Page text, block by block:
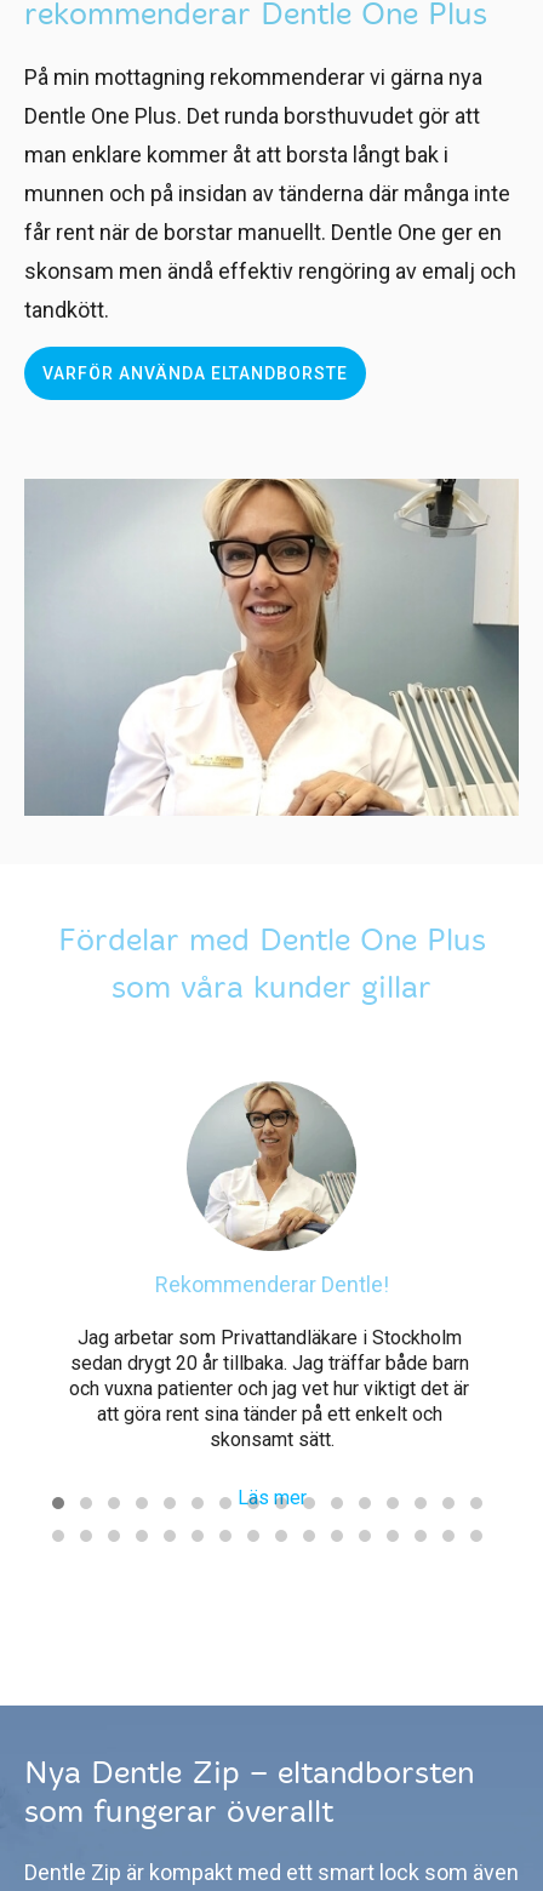
rekommenderar Dentle One Plus
På min mottagning rekommenderar vi gärna nya
Dentle One Plus. Det runda borsthuvudet gör att
man enklare kommer åt att borsta långt bak i
munnen och på insidan av tänderna där många inte
får rent när de borstar manuellt. Dentle One ger en
skonsam men ändå effektiv rengöring av emalj och
tandkött.
VARFÖR ANVÄNDA ELTANDBORSTE
Fördelar med Dentle One Plus
som våra kunder gillar
Rekommenderar Dentle!
Jag arbetar som Privattandläkare i Stockholm
sedan drygt 20 år tillbaka. Jag träffar både barn
och vuxna patienter och jag vet hur viktigt det är
att göra rent sina tänder på ett enkelt och
skonsamt sätt.
Läs mer
Nya Dentle Zip – eltandborsten
som fungerar överallt
Dentle Zip är kompakt med ett smart lock som även